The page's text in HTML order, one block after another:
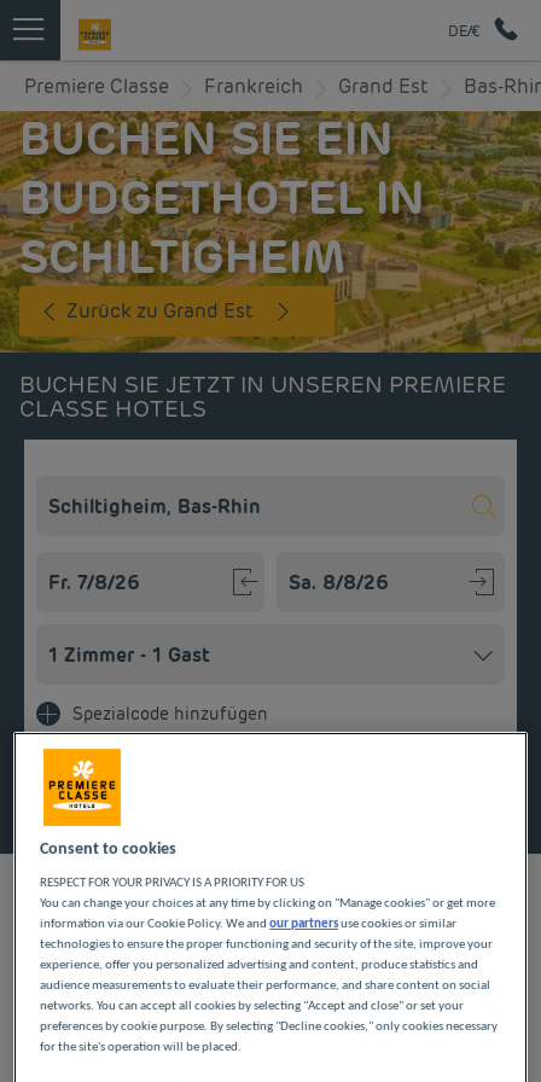
DE/€
Premiere Classe Frankreich Grand Est Bas-
BUCHEN SIE EIN
BUDGETHOTEL IN
SCHILTIGHEIM
Zurück zu Grand Est
BUCHEN SIE JETZT IN UNSEREN PREMIERE
CLASSE HOTELS
Spezialcode hinzufügen
UNSERE HOTELS IN
SCHILTIGHEIM ZU
GÜNSTIGEN PREISEN
Consent to cookies
RESPECT FOR YOUR PRIVACY IS A PRIORITY FOR US
You can change your choices at any time by clicking on "Manage cookies" or get more
information via our Cookie Policy. We andour partnersuse cookies or similar
technologies to ensure the proper functioning and security of the site, improve your
experience, offer you personalized advertising and content, produce statistics and
audience measurements to evaluate their performance, and share content on social
networks. You can accept all cookies by selecting "Accept and close" or set your
preferences by cookie purpose. By selecting "Decline cookies," only cookies necessary
for the site's operation will be placed.